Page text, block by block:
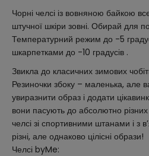
Чорні челсі із вовняною байкою
штучної шкіри зовні. Обирай для
Температурний режим до -5
шкарпетками до -10 градусів .
Звикла до класичних зимових
Резиночки збоку – маленька, але
увиразнити образ і додати
вони пасують до абсолютно
челсі зі спортивними штанами і з
різні, але однаково цілісні образи!
Челсі byMe: